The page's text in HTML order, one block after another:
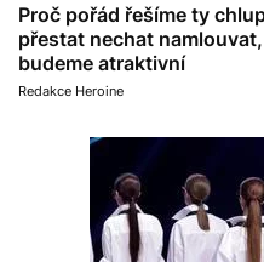
Proč pořád řešíme ty
přestat nechat
budeme atraktivní
Redakce Heroine